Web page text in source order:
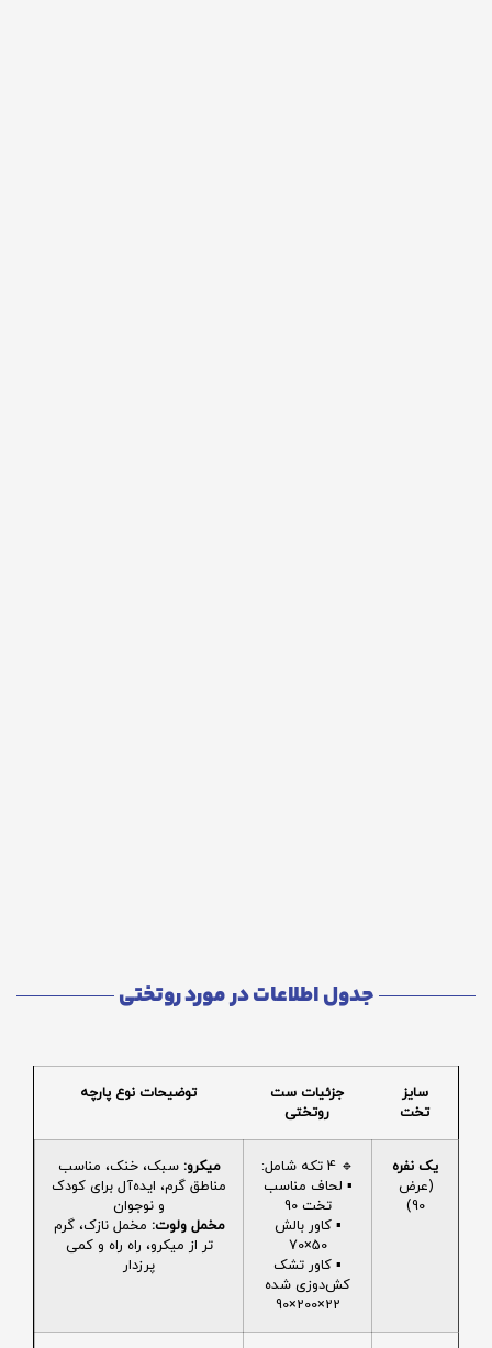
جدول اطلاعات در مورد روتختی
سایز
تخت
جزئیات ست
روتختی
توضیحات نوع پارچه
یک نفره
(عرض
90)
🔹 4 تکه شامل:
▪️ لحاف مناسب
تخت 90
▪️ کاور بالش
50×70
▪️ کاور تشک
کش‌دوزی شده
22×200×90
میکرو: سبک، خنک، مناسب
مناطق گرم، ایده‌آل برای کودک
و نوجوان
مخمل ولوت: مخمل نازک، گرم
تر از میکرو، راه راه و کمی
پرزدار